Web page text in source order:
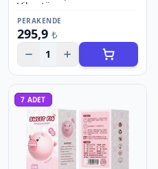
Vibratör
PERAKENDE
295,9 ₺
1
7 ADET